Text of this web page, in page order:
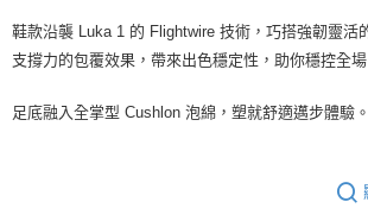
鞋款沿襲 Luka 1 的 Flightwire 技術，巧搭強韌靈活
支撐力的包覆效果，帶來出色穩定性，助你穩控全場
足底融入全掌型 Cushlon 泡綿，塑就舒適邁步體驗。